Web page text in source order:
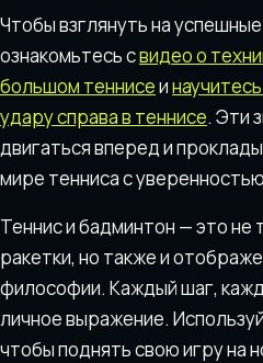
Чтобы взглянуть на успешные
ознакомьтесь свидео о
большом теннисеи
удару справа в теннисе. Эти
двигаться вперед и
мире тенниса с
Теннис и бадминтон — это не
ракетки, но также и
философии. Каждый шаг,
личное выражение.
чтобы поднять свою игру на